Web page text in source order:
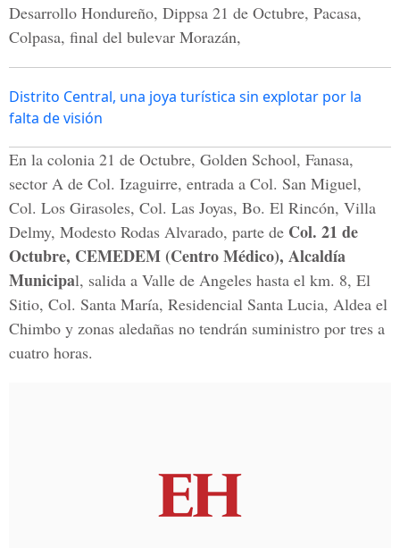
Desarrollo Hondureño, Dippsa 21 de Octubre, Pacasa,
Colpasa, final del bulevar Morazán,
Distrito Central, una joya turística sin explotar por la
falta de visión
En la colonia 21 de Octubre, Golden School, Fanasa,
sector A de Col. Izaguirre, entrada a Col. San Miguel,
Col. Los Girasoles, Col. Las Joyas, Bo. El Rincón, Villa
Delmy, Modesto Rodas Alvarado, parte de Col. 21 de
Octubre, CEMEDEM (Centro Médico), Alcaldía
Municipal, salida a Valle de Angeles hasta el km. 8, El
Sitio, Col. Santa María, Residencial Santa Lucia, Aldea el
Chimbo y zonas aledañas no tendrán suministro por tres a
cuatro horas.